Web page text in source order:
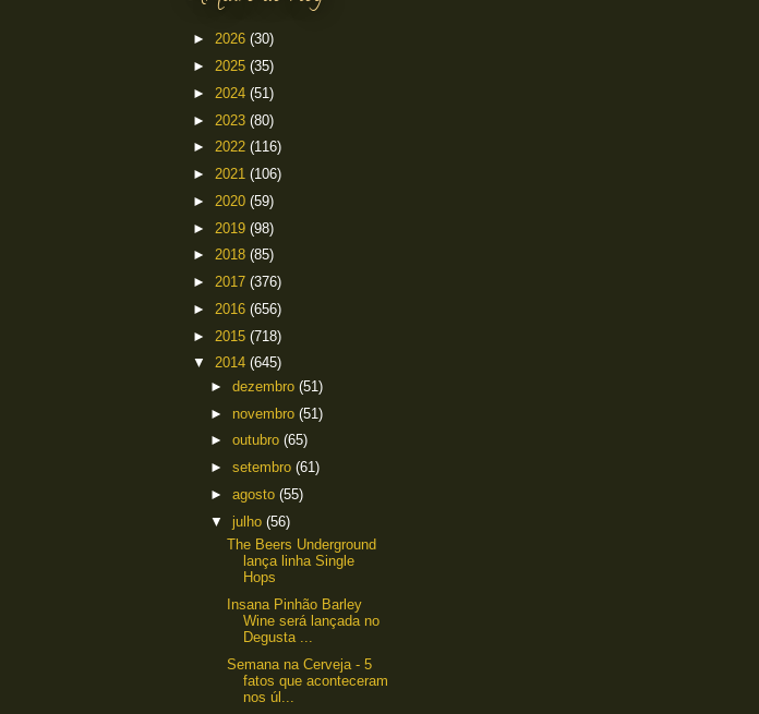
► 2026 (30)
► 2025 (35)
► 2024 (51)
► 2023 (80)
► 2022 (116)
► 2021 (106)
► 2020 (59)
► 2019 (98)
► 2018 (85)
► 2017 (376)
► 2016 (656)
► 2015 (718)
▼ 2014 (645)
► dezembro (51)
► novembro (51)
► outubro (65)
► setembro (61)
► agosto (55)
▼ julho (56)
The Beers Underground
lança linha Single
Hops
Insana Pinhão Barley
Wine será lançada no
Degusta ...
Semana na Cerveja - 5
fatos que aconteceram
nos úl...